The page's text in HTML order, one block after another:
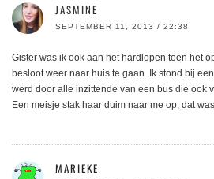
JASMINE
SEPTEMBER 11, 2013 / 22:38
Gister was ik ook aan het hardlopen toen het
besloot weer naar huis te gaan. Ik stond bij
werd door alle inzittende van een bus die ook
Een meisje stak haar duim naar me op, dat
MARIEKE